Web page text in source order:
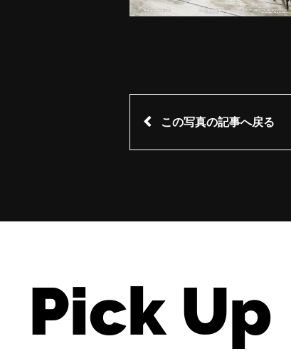
この写真の記事へ戻る
Pick Up